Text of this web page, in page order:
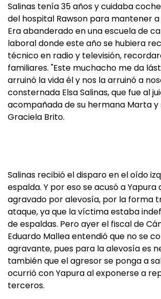
Salinas tenía 35 años y cuidaba
del hospital Rawson para mantener a
Era abanderado en una escuela de
laboral donde este año se hubiera
técnico en radio y televisión,
familiares. "Este muchacho me da
arruinó la vida él y nos la arruinó a
consternada Elsa Salinas, que fue al
acompañada de su hermana Marta y
Graciela Brito.
Salinas recibió el disparo en el oído
espalda. Y por eso se acusó a Yapura
agravado por alevosía, por la forma
ataque, ya que la víctima estaba
de espaldas. Pero ayer el fiscal de
Eduardo Mallea entendió que no se
agravante, pues para la alevosía es
también que el agresor se ponga a
ocurrió con Yapura al exponerse a
terceros.